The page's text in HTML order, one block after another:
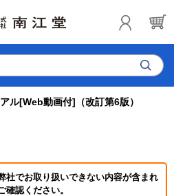
ル[Web動画付]（改訂第6版）
社でお取り扱いできない内容が含まれ
認ください。